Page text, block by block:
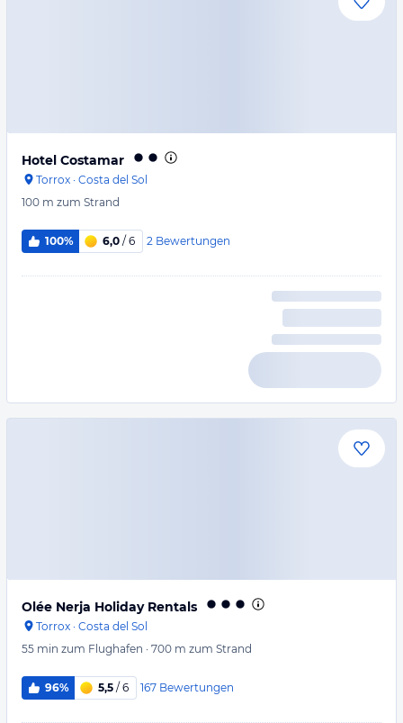
Hotel Costamar
Torrox · Costa del Sol
100 m zum Strand
100% 6,0 / 6 2 Bewertungen
Olée Nerja Holiday Rentals
Torrox · Costa del Sol
55 min zum Flughafen · 700 m zum Strand
96% 5,5 / 6 167 Bewertungen